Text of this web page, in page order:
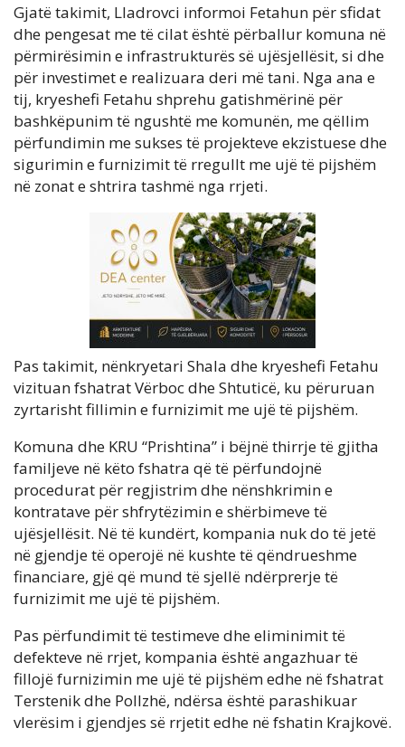
Gjatë takimit, Lladrovci informoi Fetahun për sfidat
dhe pengesat me të cilat është përballur komuna në
përmirësimin e infrastrukturës së ujësjellësit, si dhe
për investimet e realizuara deri më tani. Nga ana e
tij, kryeshefi Fetahu shprehu gatishmërinë për
bashkëpunim të ngushtë me komunën, me qëllim
përfundimin me sukses të projekteve ekzistuese dhe
sigurimin e furnizimit të rregullt me ujë të pijshëm
në zonat e shtrira tashmë nga rrjeti.
Pas takimit, nënkryetari Shala dhe kryeshefi Fetahu
vizituan fshatrat Vërboc dhe Shtuticë, ku përuruan
zyrtarisht fillimin e furnizimit me ujë të pijshëm.
Komuna dhe KRU “Prishtina” i bëjnë thirrje të gjitha
familjeve në këto fshatra që të përfundojnë
procedurat për regjistrim dhe nënshkrimin e
kontratave për shfrytëzimin e shërbimeve të
ujësjellësit. Në të kundërt, kompania nuk do të jetë
në gjendje të operojë në kushte të qëndrueshme
financiare, gjë që mund të sjellë ndërprerje të
furnizimit me ujë të pijshëm.
Pas përfundimit të testimeve dhe eliminimit të
defekteve në rrjet, kompania është angazhuar të
fillojë furnizimin me ujë të pijshëm edhe në fshatrat
Terstenik dhe Pollzhë, ndërsa është parashikuar
vlerësim i gjendjes së rrjetit edhe në fshatin Krajkovë.